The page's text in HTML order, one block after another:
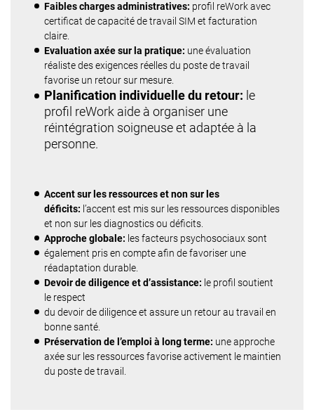
Faibles charges administratives: profil reWork avec
certificat de capacité de travail SIM et facturation
claire.
Evaluation axée sur la pratique: une évaluation
réaliste des exigences réelles du poste de travail
favorise un retour sur mesure.
Planification individuelle du retour: le
profil reWork aide à organiser une
réintégration soigneuse et adaptée à la
personne.
Accent sur les ressources et non sur les
déficits: l’accent est mis sur les ressources disponibles
et non sur les diagnostics ou déficits.
Approche globale: les facteurs psychosociaux sont
également pris en compte afin de favoriser une
réadaptation durable.
Devoir de diligence et d’assistance: le profil soutient
le respect
du devoir de diligence et assure un retour au travail en
bonne santé.
Préservation de l’emploi à long terme: une approche
axée sur les ressources favorise activement le maintien
du poste de travail.